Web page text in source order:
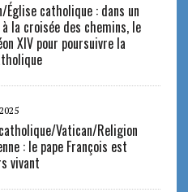
Église catholique : dans un
la croisée des chemins, le
XIV pour poursuivre la
Vatican/Religion
: le pape François est
vivant